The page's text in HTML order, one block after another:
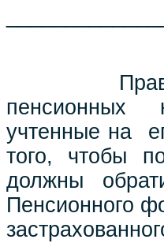
пенсионных
учтенные на
того, чтобы
должны
Пенсионного